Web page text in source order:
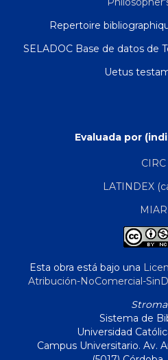
Repertoire
SELADOC Base de datos de
Uetus
Evaluada por
CIRC
LATINDEX
MIAR
Esta obra está bajo una
Atribución-NoComercial-
Sistema de
Universidad
Campus Universitario. Av.